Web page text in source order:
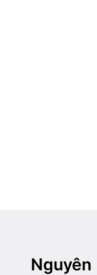
Nguyên